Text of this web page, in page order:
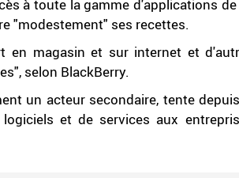
à toute la gamme d'applications de
"modestement" ses recettes.
en magasin et sur internet et
selon BlackBerry.
un acteur secondaire, tente
et de services aux